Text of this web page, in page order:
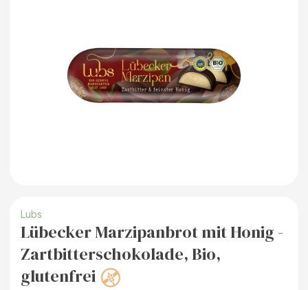
Lubs
Lübecker Marzipanbrot mit Honig -
Zartbitterschokolade, Bio,
glutenfrei